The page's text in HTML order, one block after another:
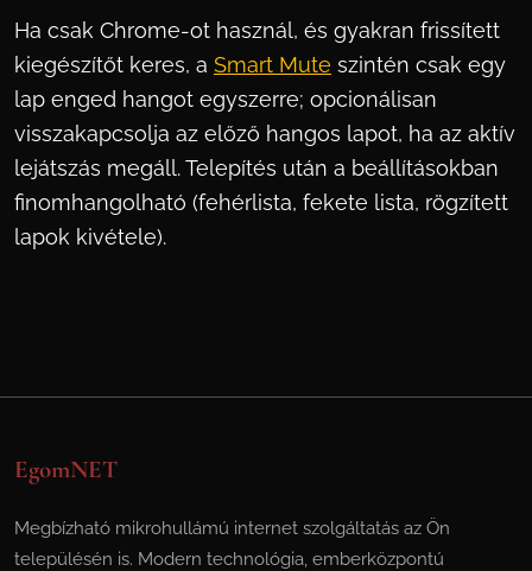
Ha csak Chrome-ot használ, és gyakran frissített
kiegészítőt keres, a Smart Mute szintén csak egy
lap enged hangot egyszerre; opcionálisan
visszakapcsolja az előző hangos lapot, ha az aktív
lejátszás megáll. Telepítés után a beállításokban
finomhangolható (fehérlista, fekete lista, rögzített
lapok kivétele).
EgomNET
Megbízható mikrohullámú internet szolgáltatás az Ön
településén is. Modern technológia, emberközpontú